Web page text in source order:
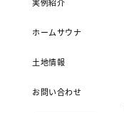
ホームサウナ
土地情報
お問い合わせ